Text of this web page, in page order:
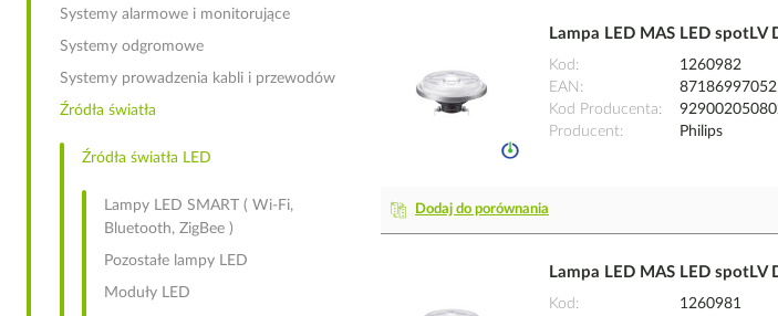
Lampa LED MAS LED
Kod
1260982
EAN
Kod Producenta
Producent
Philips
Dodaj do porównania
Lampa LED MAS LED
Kod
1260981
Systemy alarmowe i monitorujące
Systemy odgromowe
Systemy prowadzenia kabli i przewodów
Źródła światła
Źródła światła LED
Lampy LED SMART ( Wi-Fi,
Bluetooth, ZigBee )
Pozostałe lampy LED
Moduły LED